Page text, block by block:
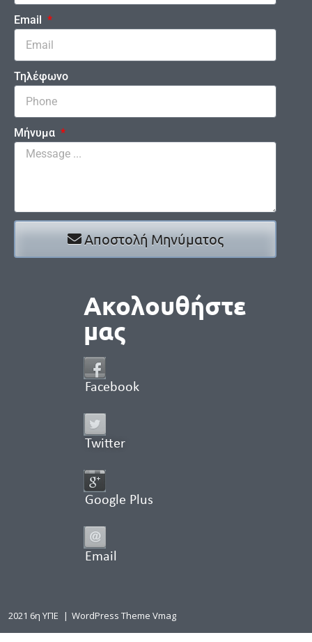
Email
Τηλέφωνο
Μήνυμα
Αποστολή Μηνύματος
Ακολουθήστε
μας
Facebook
Twitter
Google Plus
Email
2021 6η ΥΠΕ | WordPress Theme Vmag